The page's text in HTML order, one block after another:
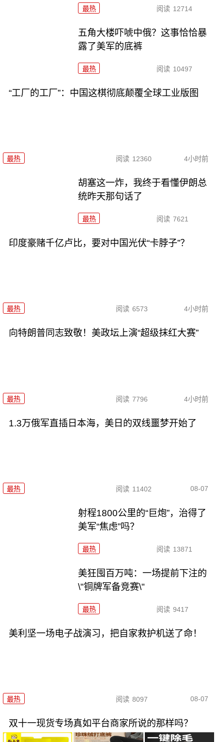
最热 阅读 12714
五角大楼吓唬中俄？这事恰恰暴
露了美军的底裤
最热 阅读 10497
“工厂的工厂”：中国这棋彻底颠覆全球工业版图
最热 阅读 12360 4小时前
胡塞这一炸，我终于看懂伊朗总
统昨天那句话了
最热 阅读 7621
印度豪赌千亿卢比，要对中国光伏“卡脖子”？
最热 阅读 6573 4小时前
向特朗普同志致敬！美政坛上演“超级抹红大赛”
最热 阅读 7796 4小时前
1.3万俄军直插日本海，美日的双线噩梦开始了
最热 阅读 11402 08-07
射程1800公里的“巨炮”，治得了
美军“焦虑”吗？
最热 阅读 13871
美狂囤百万吨：一场提前下注的
\"铜牌军备竞赛\"
最热 阅读 9417
美利坚一场电子战演习，把自家救护机送了命！
最热 阅读 8097 08-07
双十一现货专场真如平台商家所说的那样吗？